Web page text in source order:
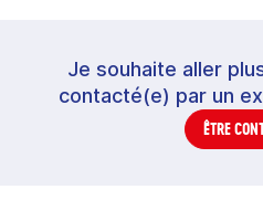
Je souhaite aller
contacté(e) par un
ÊTRE